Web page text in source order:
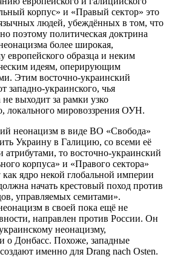
корпус» и «Правый сектор» это
людей, убеждённых в том, что
поэтому политическая доктрина
более широкая,
европейского образца и неким
идеям, оперирующим
Этим восточно-украинский
западно-украинского, чья
выходит за рамки узко
локального мировоззрения ОУН.
неонацизм в виде ВО «Свобода»
Украину в Галицию, со всеми её
атрибутами, то восточно-украинский
корпуса» и «Правого сектора»
ядро некой глобальной империи
начать крестовый поход против
управляемых семитами».
в своей пока ещё не
направлен против России. Он
неонацизму,
о Донбасс. Похоже, западные
именно для Drang nach Osten.